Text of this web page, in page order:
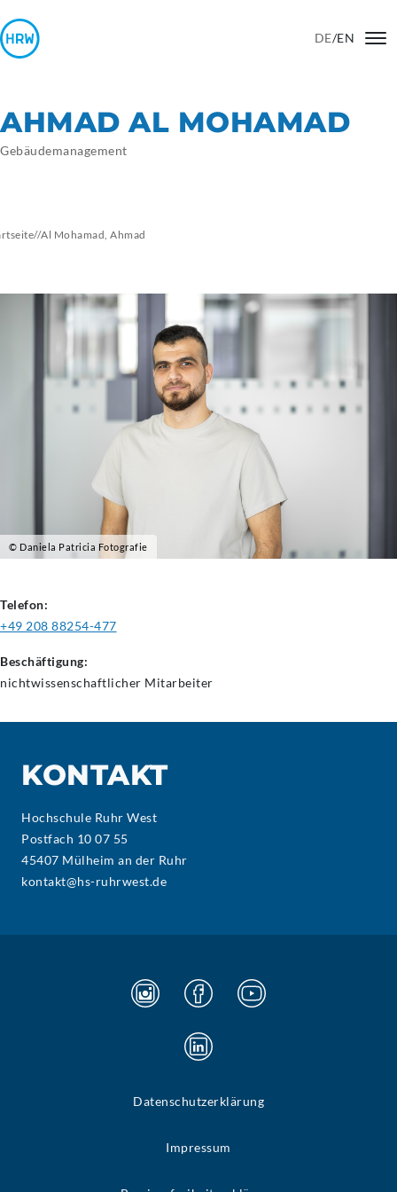
DE/EN
AHMAD AL MOHAMAD
Gebäudemanagement
//Al Mohamad, Ahmad
© Daniela Patricia Fotografie
Telefon:
+49 208 88254-477
Beschäftigung:
nichtwissenschaftlicher Mitarbeiter
KONTAKT
Hochschule Ruhr West
Postfach 10 07 55
45407 Mülheim an der Ruhr
kontakt@hs-ruhrwest.de
Datenschutzerklärung
Impressum